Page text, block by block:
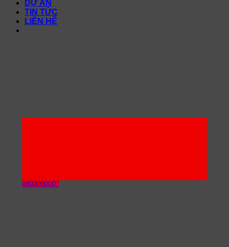
DỰ ÁN
TIN TỨC
LIÊN HỆ
0903090007